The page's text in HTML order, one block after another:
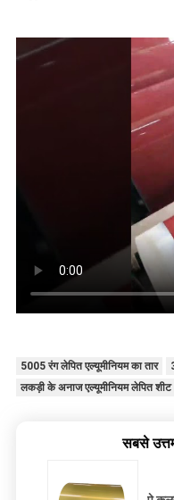
5005 रंग लेपित एल्यूमीनियम का तार
लकड़ी के अनाज एल्यूमीनियम लेपित शीट
सबसे